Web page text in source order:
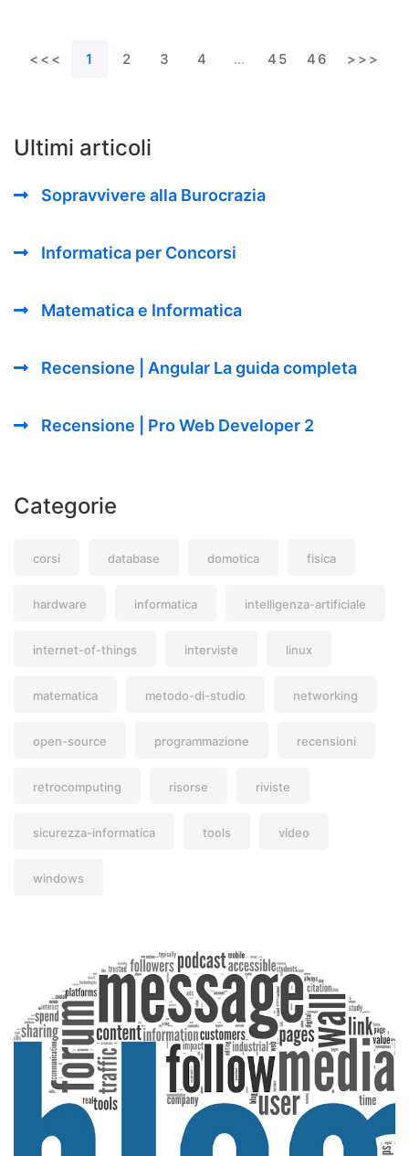
Ultimi articoli
Sopravvivere alla Burocrazia
Informatica per Concorsi
Matematica e Informatica
Recensione | Angular La guida completa
Recensione | Pro Web Developer 2
Categorie
corsi database domotica fisica
hardware informatica intelligenza-artificiale
internet-of-things interviste linux
matematica metodo-di-studio networking
open-source programmazione recensioni
retrocomputing risorse riviste
sicurezza-informatica tools video
windows
<<< 1 2 3 4 … 45 46 >>>